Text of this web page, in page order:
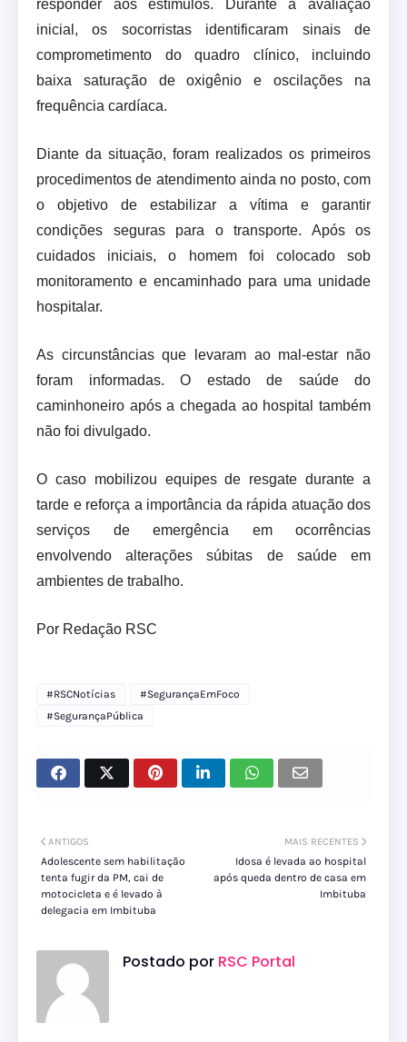
responder aos estímulos. Durante a avaliação
inicial, os socorristas identificaram sinais de
comprometimento do quadro clínico, incluindo
baixa saturação de oxigênio e oscilações na
frequência cardíaca.
Diante da situação, foram realizados os primeiros
procedimentos de atendimento ainda no posto, com
o objetivo de estabilizar a vítima e garantir
condições seguras para o transporte. Após os
cuidados iniciais, o homem foi colocado sob
monitoramento e encaminhado para uma unidade
hospitalar.
As circunstâncias que levaram ao mal-estar não
foram informadas. O estado de saúde do
caminhoneiro após a chegada ao hospital também
não foi divulgado.
O caso mobilizou equipes de resgate durante a
tarde e reforça a importância da rápida atuação dos
serviços de emergência em ocorrências
envolvendo alterações súbitas de saúde em
ambientes de trabalho.
Por Redação RSC
#RSCNotícias
#SegurançaEmFoco
#SegurançaPública
MAIS RECENTES
Idosa é levada ao hospital
após queda dentro de casa em
Imbituba
ANTIGOS
Adolescente sem habilitação
tenta fugir da PM, cai de
motocicleta e é levado à
delegacia em Imbituba
Postado por RSC Portal